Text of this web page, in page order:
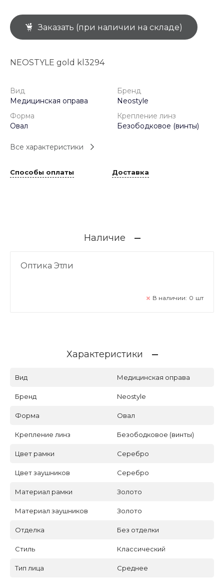
Заказать (при наличии на складе)
NEOSTYLE gold kl3294
Вид
Медицинская оправа
Бренд
Neostyle
Форма
Овал
Крепление линз
Безободковое (винты)
Все характеристики
Способы оплаты Доставка
Наличие
Оптика Этли
В наличии: 0 шт
Характеристики
Вид Медицинская оправа
Бренд Neostyle
Форма Овал
Крепление линз Безободковое (винты)
Цвет рамки Серебро
Цвет заушников Серебро
Материал рамки Золото
Материал заушников Золото
Отделка Без отделки
Стиль Классический
Тип лица Среднее